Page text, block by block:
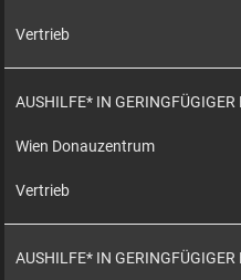
Vertrieb
AUSHILFE* IN
Wien Donauzentrum
Vertrieb
AUSHILFE* IN